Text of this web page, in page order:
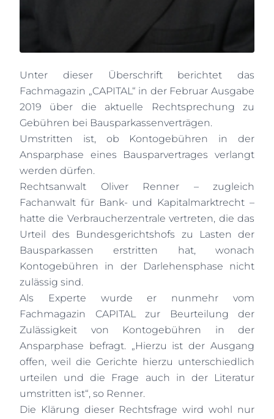
Unter dieser Überschrift berichtet das
Fachmagazin „CAPITAL“ in der Februar Ausgabe
2019 über die aktuelle Rechtsprechung zu
Gebühren bei Bausparkassenverträgen.
Umstritten ist, ob Kontogebühren in der
Ansparphase eines Bausparvertrages verlangt
werden dürfen.
Rechtsanwalt Oliver Renner – zugleich
Fachanwalt für Bank- und Kapitalmarktrecht –
hatte die Verbraucherzentrale vertreten, die das
Urteil des Bundesgerichtshofs zu Lasten der
Bausparkassen erstritten hat, wonach
Kontogebühren in der Darlehensphase nicht
zulässig sind.
Als Experte wurde er nunmehr vom
Fachmagazin CAPITAL zur Beurteilung der
Zulässigkeit von Kontogebühren in der
Ansparphase befragt. „Hierzu ist der Ausgang
offen, weil die Gerichte hierzu unterschiedlich
urteilen und die Frage auch in der Literatur
umstritten ist“, so Renner.
Die Klärung dieser Rechtsfrage wird wohl nur